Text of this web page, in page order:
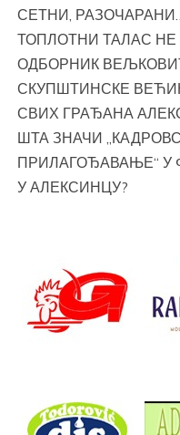
СЕТНИ,
ТОПЛОТНИ ТАЛАС НЕ
ОДБОРНИК
СКУПШТИНСКЕ
СВИХ ГРАЂАНА
ШТА ЗНАЧИ
ПРИЛАГОЂАВАЊЕ“ У
У АЛЕКСИНЦУ?